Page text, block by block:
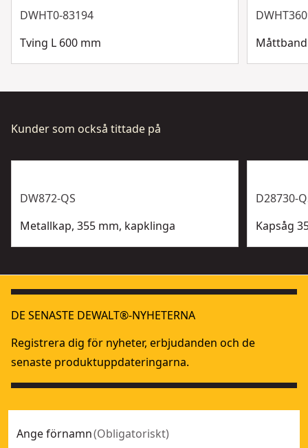
Visa mer
DWHT0-83194
Tving L 600 mm
Kunder som också tittade på
DW872-QS
Metallkap, 355 mm, kapklinga
D28730-
Kapsåg
DE SENASTE DEWALT®-NYHETERNA
Registrera dig för nyheter, erbjudanden och de
senaste produktuppdateringarna.
Ange förnamn(Obligatoriskt)